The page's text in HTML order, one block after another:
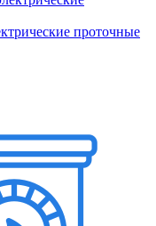
проточные